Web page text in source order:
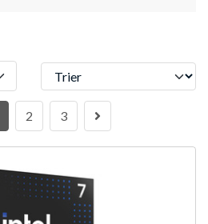
Trier
2 3